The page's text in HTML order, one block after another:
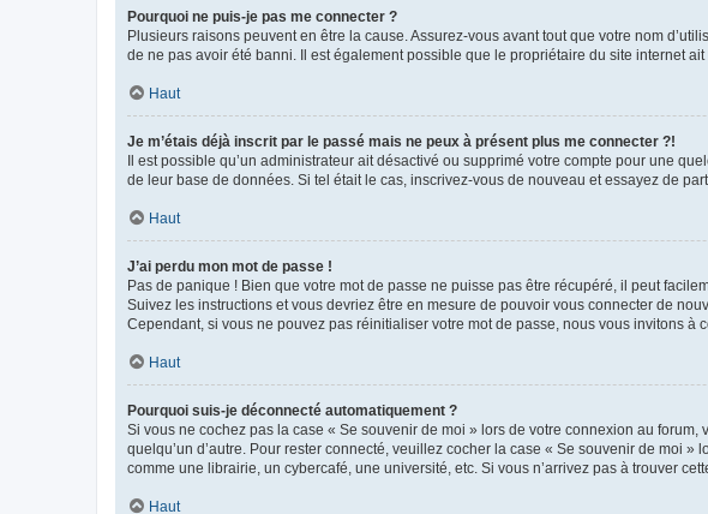
Pourquoi ne puis-je pas me connecter ?
Plusieurs raisons peuvent en être la cause. Assurez-vous avant tout que votre nom
de ne pas avoir été banni. Il est également possible que le propriétaire du site internet
Haut
Je m’étais déjà inscrit par le passé mais ne peux à présent plus me connecter ?!
Il est possible qu’un administrateur ait désactivé ou supprimé votre compte pour une
de leur base de données. Si tel était le cas, inscrivez-vous de nouveau et essayez de
Haut
J’ai perdu mon mot de passe !
Pas de panique ! Bien que votre mot de passe ne puisse pas être récupéré, il peut
Suivez les instructions et vous devriez être en mesure de pouvoir vous connecter de
Cependant, si vous ne pouvez pas réinitialiser votre mot de passe, nous vous invitons à
Haut
Pourquoi suis-je déconnecté automatiquement ?
Si vous ne cochez pas la case « Se souvenir de moi » lors de votre connexion au
quelqu’un d’autre. Pour rester connecté, veuillez cocher la case « Se souvenir de moi
comme une librairie, un cybercafé, une université, etc. Si vous n’arrivez pas à trouver
Haut